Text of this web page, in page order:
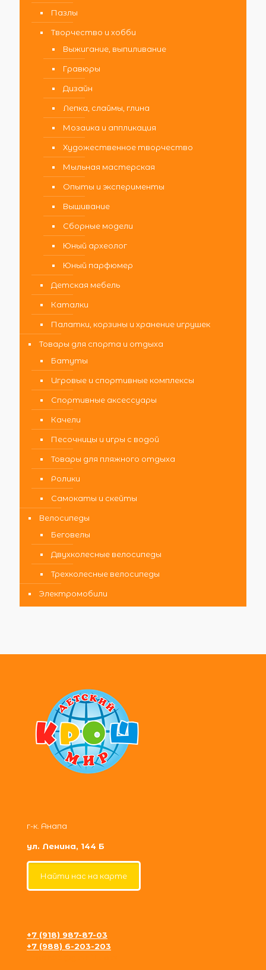
Пазлы
Творчество и хобби
Выжигание, выпиливание
Гравюры
Дизайн
Лепка, слаймы, глина
Мозаика и аппликация
Художественное творчество
Мыльная мастерская
Опыты и эксперименты
Вышивание
Сборные модели
Юный археолог
Юный парфюмер
Детская мебель
Каталки
Палатки, корзины и хранение игрушек
Товары для спорта и отдыха
Батуты
Игровые и спортивные комплексы
Спортивные аксессуары
Качели
Песочницы и игры с водой
Товары для пляжного отдыха
Ролики
Самокаты и скейты
Велосипеды
Беговелы
Двухколесные велосипеды
Трехколесные велосипеды
Электромобили
г-к. Анапа
ул. Ленина, 144 Б
Найти нас на карте
+7 (918) 987-87-03
+7 (988) 6-203-203